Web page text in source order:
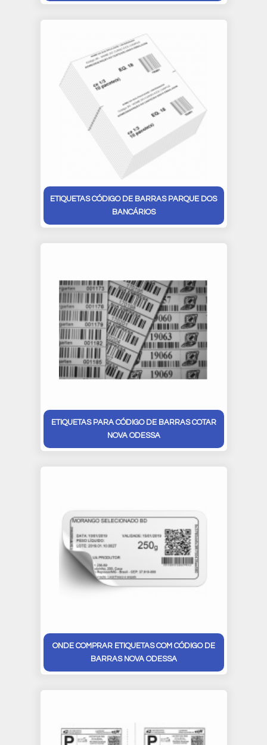
ETIQUETAS CÓDIGO DE BARRAS PARQUE DOS
BANCÁRIOS
ETIQUETAS PARA CÓDIGO DE BARRAS COTAR
NOVA ODESSA
ONDE COMPRAR ETIQUETAS COM CÓDIGO DE
BARRAS NOVA ODESSA